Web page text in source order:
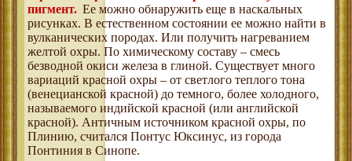
пигмент. Ее можно обнаружить еще в наскальных
рисунках. В естественном состоянии ее можно найти в
вулканических породах. Или получить нагреванием
желтой охры. По химическому составу – смесь
безводной окиси железа в глиной. Существует много
вариаций красной охры – от светлого теплого тона
(венецианской красной) до темного, более холодного,
называемого индийской красной (или английской
красной). Античным источником красной охры, по
Плинию, считался Понтус Юксинус, из города
Понтиния в Синопе.